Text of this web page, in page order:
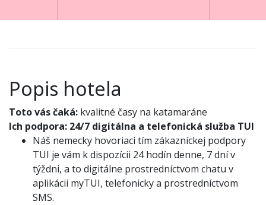
Popis hotela
Toto vás čaká: kvalitné časy na katamaráne
Ich podpora: 24/7 digitálna a telefonická služba TUI
Náš nemecky hovoriaci tím zákazníckej podpory
TUI je vám k dispozícii 24 hodín denne, 7 dní v
týždni, a to digitálne prostredníctvom chatu v
aplikácii myTUI, telefonicky a prostredníctvom
SMS.